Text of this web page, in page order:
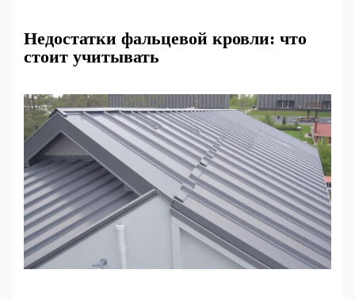
Недостатки фальцевой кровли: что
стоит учитывать